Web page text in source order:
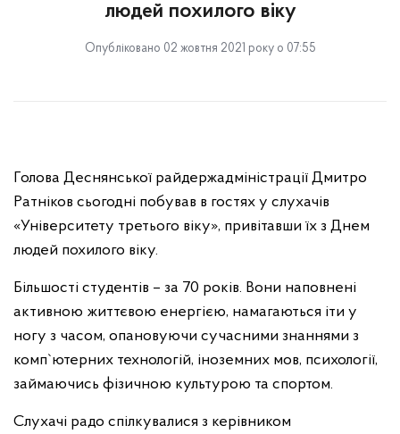
людей похилого віку
Опубліковано 02 жовтня 2021 року о 07:55
Голова Деснянської райдержадміністрації Дмитро
Ратніков сьогодні побував в гостях у слухачів
«Університету третього віку», привітавши їх з Днем
людей похилого віку.
Більшості студентів – за 70 років. Вони наповнені
активною життєвою енергією, намагаються іти у
ногу з часом, опановуючи сучасними знаннями з
комп`ютерних технологій, іноземних мов, психології,
займаючись фізичною культурою та спортом.
Слухачі радо спілкувалися з керівником